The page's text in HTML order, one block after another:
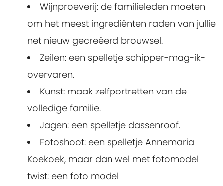
Wijnproeverij: de familieleden moeten
om het meest ingrediënten raden van jullie
net nieuw gecreëerd brouwsel.
Zeilen: een spelletje schipper-mag-ik-
overvaren.
Kunst: maak zelfportretten van de
volledige familie.
Jagen: een spelletje dassenroof.
Fotoshoot: een spelletje Annemaria
Koekoek, maar dan wel met fotomodel
twist: een foto model